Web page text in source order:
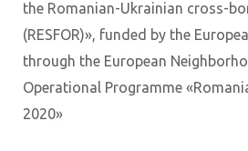
the Romanian-Ukrainian cross-
(RESFOR)», funded by the
through the European
Operational Programme
2020»